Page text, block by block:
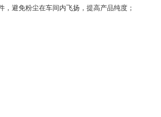
避免粉尘在车间内飞扬，提高产品纯度；